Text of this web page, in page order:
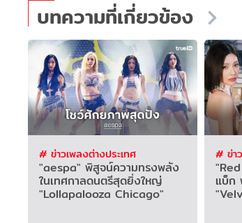
บทความที่เกี่ยวข้อง
# ข่าวเพลงต่างประเทศ
"aespa" พิสูจน์ความทรงพลัง
ในเทศกาลดนตรีสุดยิ่งใหญ่
"Lollapalooza Chicago"
# ข่า
แบ็ก